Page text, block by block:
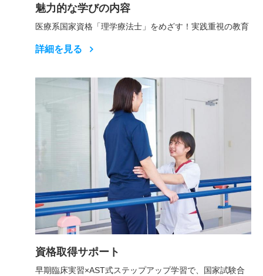
魅力的な学びの内容
医療系国家資格「理学療法士」をめざす！実践重視の教育
詳細を見る
資格取得サポート
早期臨床実習×AST式ステップアップ学習で、国家試験合